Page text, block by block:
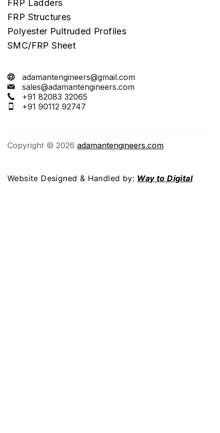
FRP Ladders
FRP Structures
Polyester Pultruded Profiles
SMC/FRP Sheet
adamantengineers@gmail.com
sales@adamantengineers.com
+91 82083 32065
+91 90112 92747
Copyright © 2026 adamantengineers.com
Website Designed & Handled by: Way to Digital